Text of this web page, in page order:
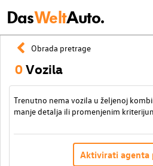
DasWeltAuto.
Obrada pretrage
0Vozila
Trenutno nema vozila u željenoj
manje detalja ili promenjenim
Aktivirati agenta